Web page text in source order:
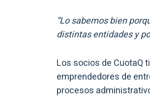
“Lo sabemos bien
distintas entidades y
Los socios de CuotaQ
emprendedores de
procesos